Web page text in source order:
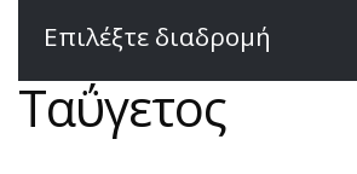
Επιλέξτε διαδρομή
Ταΰγετος